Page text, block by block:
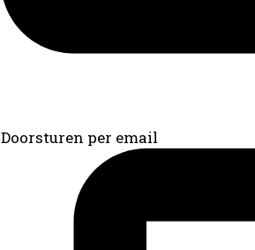
Doorsturen per email